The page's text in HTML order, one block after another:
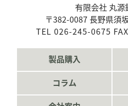
有限会社 丸源
〒382-0087 長野県須
TEL 026-245-0675
製品購入
コラム